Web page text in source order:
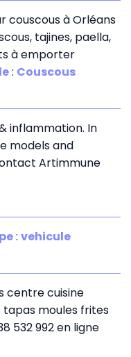
couscous à Orléans
tajines, paella,
à emporter
: Couscous
inflammation. In
models and
Artimmune
: vehicule
centre cuisine
tapas moules frites
532 992 en ligne